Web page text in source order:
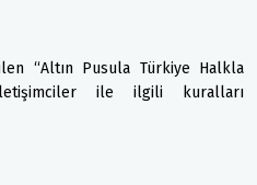
“Altın Pusula Türkiye Halkla
ile ilgili kuralları